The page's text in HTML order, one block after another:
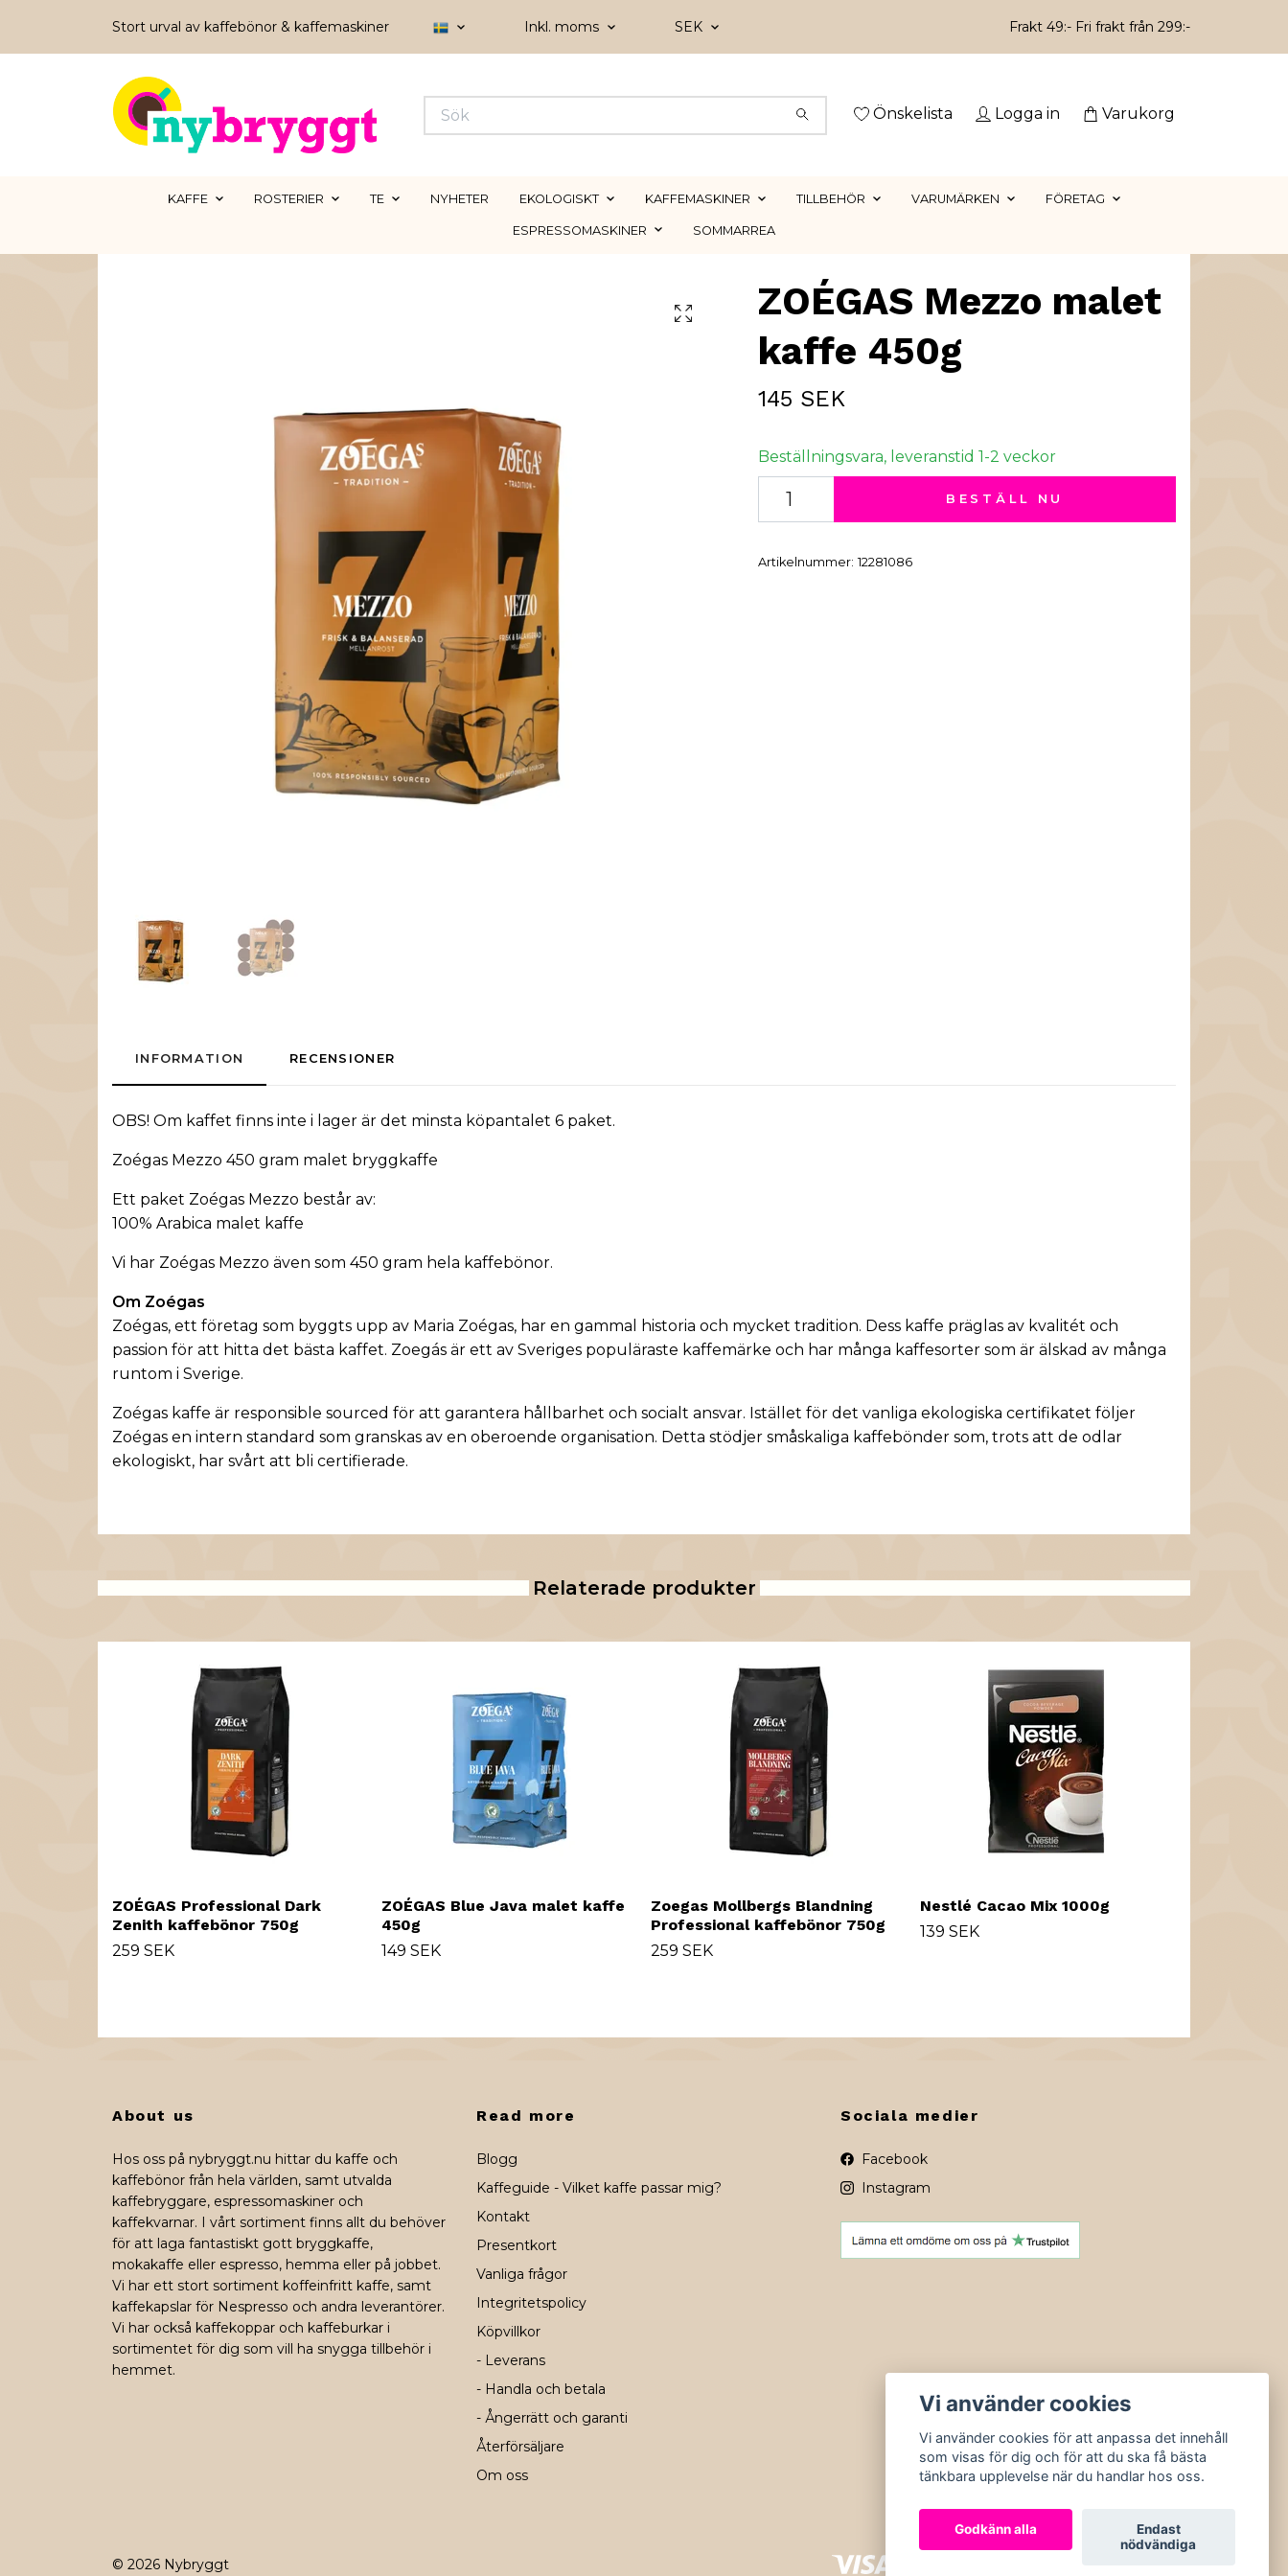
Stort urval av kaffebönor & kaffemaskiner Inkl. moms SEK Frakt 49:- Fri frakt från 299:-
Önskelista Logga in Varukorg
KAFFE ROSTERIER TE NYHETER EKOLOGISKT KAFFEMASKINER TILLBEHÖR VARUMÄRKEN FÖRETAG
ESPRESSOMASKINER SOMMARREA
ZOÉGAS Mezzo malet
kaffe 450g
145 SEK
Beställningsvara, leveranstid 1-2 veckor
BESTÄLL NU
Artikelnummer: 12281086
INFORMATION RECENSIONER
OBS! Om kaffet finns inte i lager är det minsta köpantalet 6 paket.
Zoégas Mezzo 450 gram malet bryggkaffe
Ett paket Zoégas Mezzo består av:
100% Arabica malet kaffe
Vi har Zoégas Mezzo även som 450 gram hela kaffebönor.
Om Zoégas
Zoégas, ett företag som byggts upp av Maria Zoégas, har en gammal historia och mycket tradition. Dess kaffe präglas av kvalitét och
passion för att hitta det bästa kaffet. Zoegás är ett av Sveriges populäraste kaffemärke och har många kaffesorter som är älskad av många
runtom i Sverige.
Zoégas kaffe är responsible sourced för att garantera hållbarhet och socialt ansvar. Istället för det vanliga ekologiska certifikatet följer
Zoégas en intern standard som granskas av en oberoende organisation. Detta stödjer småskaliga kaffebönder som, trots att de odlar
ekologiskt, har svårt att bli certifierade.
Relaterade produkter
ZOÉGAS Professional Dark
Zenith kaffebönor 750g
259 SEK
ZOÉGAS Blue Java malet kaffe
450g
149 SEK
Zoegas Mollbergs Blandning
Professional kaffebönor 750g
259 SEK
Nestlé Cacao Mix 1000g
139 SEK
About us
Hos oss på nybryggt.nu hittar du kaffe och
kaffebönor från hela världen, samt utvalda
kaffebryggare, espressomaskiner och
kaffekvarnar. I vårt sortiment finns allt du behöver
för att laga fantastiskt gott bryggkaffe,
mokakaffe eller espresso, hemma eller på jobbet.
Vi har ett stort sortiment koffeinfritt kaffe, samt
kaffekapslar för Nespresso och andra leverantörer.
Vi har också kaffekoppar och kaffeburkar i
sortimentet för dig som vill ha snygga tillbehör i
hemmet.
Read more
Blogg
Kaffeguide - Vilket kaffe passar mig?
Kontakt
Presentkort
Vanliga frågor
Integritetspolicy
Köpvillkor
- Leverans
- Handla och betala
- Ångerrätt och garanti
Återförsäljare
Om oss
Sociala medier
Facebook
Instagram
© 2026 Nybryggt
Vi använder cookies
Vi använder cookies för att anpassa det innehåll
som visas för dig och för att du ska få bästa
tänkbara upplevelse när du handlar hos oss.
Godkänn alla
Endast
nödvändiga